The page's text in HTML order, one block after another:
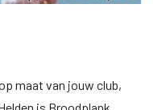
maat van jouw club,